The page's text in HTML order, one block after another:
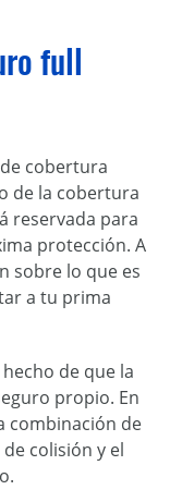
full
cobertura
de la cobertura
reservada para
protección. A
sobre lo que es
a tu prima
de que la
propio. En
combinación de
colisión y el